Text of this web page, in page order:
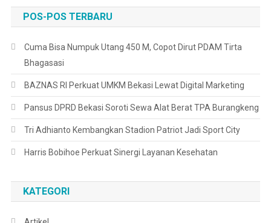
POS-POS TERBARU
Cuma Bisa Numpuk Utang 450 M, Copot Dirut PDAM Tirta
Bhagasasi
BAZNAS RI Perkuat UMKM Bekasi Lewat Digital Marketing
Pansus DPRD Bekasi Soroti Sewa Alat Berat TPA Burangkeng
Tri Adhianto Kembangkan Stadion Patriot Jadi Sport City
Harris Bobihoe Perkuat Sinergi Layanan Kesehatan
KATEGORI